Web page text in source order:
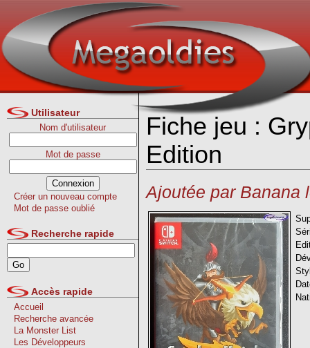
Utilisateur
Nom d'utilisateur
Mot de passe
Créer un nouveau compte
Mot de passe oublié
Recherche rapide
Accès rapide
Accueil
Recherche avancée
La Monster List
Les Développeurs
Fiche jeu :
Edition
Ajoutée par Banana